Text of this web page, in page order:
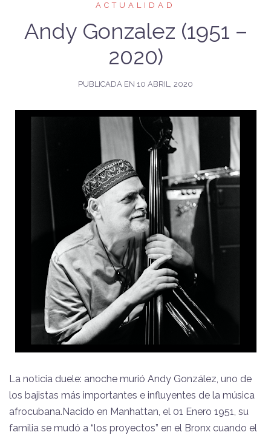
ACTUALIDAD
Andy Gonzalez (1951 –
2020)
PUBLICADA EN 10 ABRIL, 2020
La noticia duele: anoche murió Andy González, uno de
los bajistas más importantes e influyentes de la música
afrocubana.Nacido en Manhattan, el 01 Enero 1951, su
familia se mudó a “los proyectos” en el Bronx cuando el